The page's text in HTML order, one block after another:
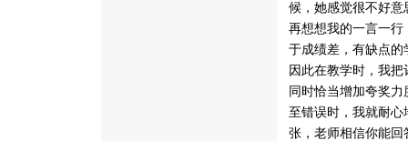
候，她感觉很不好
再想想我的一言一
于成绩差，有缺点
因此在教学时，我
同时恰当增加夸奖
至错误时，我就耐
张，老师相信你能回